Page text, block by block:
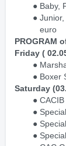
Baby,
euro
PROGRAM
Friday (
Boxer
Saturday